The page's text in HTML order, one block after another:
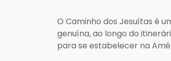
O Caminho dos Jesuítas é
genuína, ao longo do
para se estabelecer na